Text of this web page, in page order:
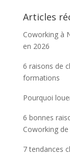
Articles
Coworking à
en 2026
6 raisons de
formations
Pourquoi
6 bonnes
Coworking
7 tendances